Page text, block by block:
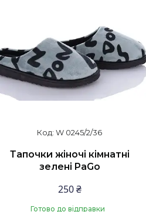
W 0245/2/36
Тапочки жіночі кімнатні
зелені PaGo
250 ₴
Готово до відправки